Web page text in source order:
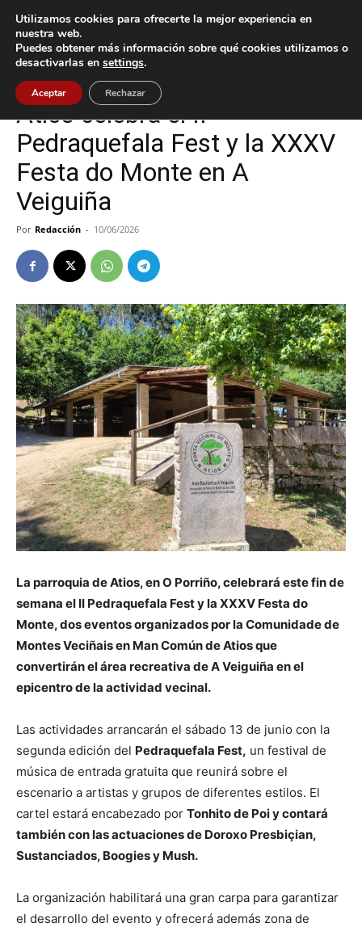
Inicio Cultura / Ocio
Cultura / Ocio O Porriño
Atios celebra el II
Pedraquefala Fest y la XXXV
Festa do Monte en A
Veiguiña
Por Redacción - 10/06/2026
La parroquia de Atios, en O Porriño, celebrará este fin de
semana el II Pedraquefala Fest y la XXXV Festa do
Monte, dos eventos organizados por la Comunidade de
Montes Veciñais en Man Común de Atios que
convertirán el área recreativa de A Veiguiña en el
epicentro de la actividad vecinal.
Las actividades arrancarán el sábado 13 de junio con la
segunda edición del Pedraquefala Fest, un festival de
música de entrada gratuita que reunirá sobre el
escenario a artistas y grupos de diferentes estilos. El
cartel estará encabezado por Tonhito de Poi y contará
también con las actuaciones de Doroxo Presbiçian,
Sustanciados, Boogies y Mush.
La organización habilitará una gran carpa para garantizar
el desarrollo del evento y ofrecerá además zona de
Utilizamos cookies para ofrecerte la mejor experiencia en
nuestra web.
Puedes obtener más información sobre qué cookies utilizamos o
desactivarlas en settings.
Aceptar Rechazar